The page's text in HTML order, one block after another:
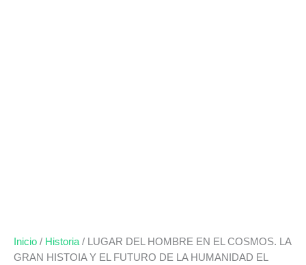
Inicio / Historia / LUGAR DEL HOMBRE EN EL COSMOS. LA
GRAN HISTOIA Y EL FUTURO DE LA HUMANIDAD EL